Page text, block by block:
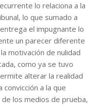
lo relaciona a la
lo que sumado a
el impugnante lo
un parecer diferente
motivación de nulidad
como ya se tuvo
alterar la realidad
a la que
los medios de prueba,